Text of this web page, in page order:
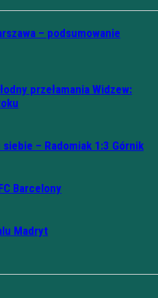
– podsumowanie
przełamania Widzew:
– Radomiak 1:3 Górnik
Barcelony
Madryt